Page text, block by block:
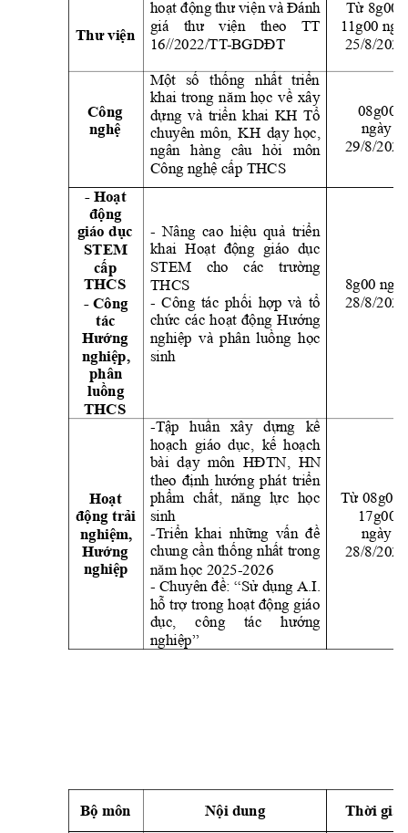
Thư viện
hoạt động thư viện và Đánh
giá
thư viện theo
TT
16//2022/TT-BGDĐT
Từ 8g00 -
1 1g00
25/8/2025
Công
nghệ
Một số thống nhất triển
khai trong năm học về xây
dựng và triển khai KH Tổ
chuyên môn, KH dạy học,
ngân hàng câu hỏi
môn
Công nghệ cấp THCS
08g00
ngày
29/8/2025
- Hoạt
động
giáo dục
STEM
cấp
THCS
- Công
tác
Hướng
nghiệp,
phân
luồng
THCS
- Nâng cao hiệu quả triển
khai Hoạt động giáo dục
STEM
cho các
trường
THCS
- Công tác phối hợp và tổ
chức các hoạt động Hướng
nghiệp và phân luồng học
sinh
8g00
28/8/2025
Hoạt
động trải
nghiệm,
Hướng
nghiệp
-Tập huấn xây dựng
kế
hoạch  giáo dục,  kế hoạch
bài dạy môn HĐTN, HN
theo định hướng phát triển
phẩm chất, năng lực học
sinh
-Triển khai  những  vấn đề
chung cần thống nhất trong
năm học 2025-2026
- Chuyên đề: “Sử dụng A.I.
hỗ trợ trong hoạt động giáo
dục,
công tác
hướng
nghiệp”
Từ 08g00
17g00
ngày
28/8/2025
Bộ môn Nội dung Thời gian